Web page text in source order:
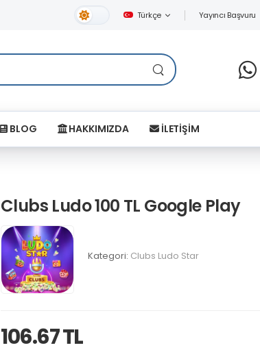
Gündüz Tema Türkçe Yayıncı Başvuru
BLOG HAKKIMIZDA İLETİŞİM
Clubs Ludo 100 TL Google Play
Kategori: Clubs Ludo Star
106.67 TL